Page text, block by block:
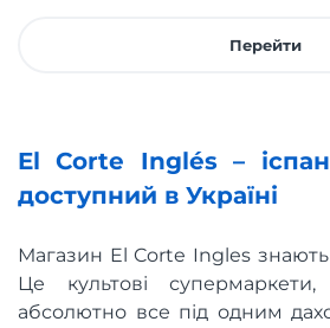
Перейти
El Corte Inglés –
доступний в Україні
Магазин El Corte Ingles знають
Це культові
абсолютно все під одним